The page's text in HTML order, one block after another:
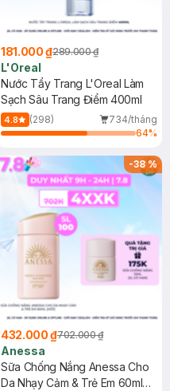
181.000 ₫289.000 ₫
L'Oreal
Nước Tẩy Trang L'Oreal Làm
Sạch Sâu Trang Điểm 400ml
4.8 (298)
734/tháng
64%
-38%
432.000 ₫702.000 ₫
Anessa
Sữa Chống Nắng Anessa Cho
Da Nhạy Cảm & Trẻ Em 60ml